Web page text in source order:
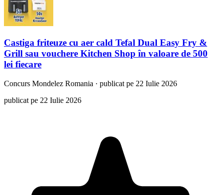
Castiga friteuze cu aer cald Tefal Dual Easy Fry &
Grill sau vouchere Kitchen Shop în valoare de 500
lei fiecare
Concurs Mondelez Romania · publicat pe 22 Iulie 2026
publicat pe 22 Iulie 2026